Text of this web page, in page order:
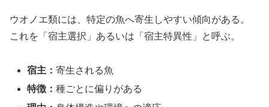
ウオノエ類には、特定の魚へ寄生しやすい傾向がある。
これを「宿主選択」あるいは「宿主特異性」と呼ぶ。
宿主：寄生される魚
特徴：種ごとに偏りがある